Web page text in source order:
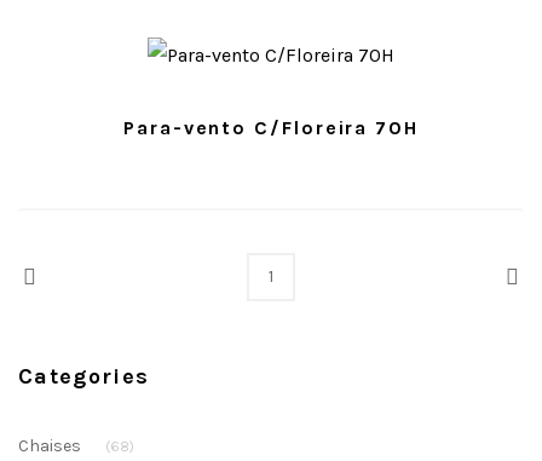
Para-vento C/Floreira 70H
Prev 1
Categories
Chaises (68)